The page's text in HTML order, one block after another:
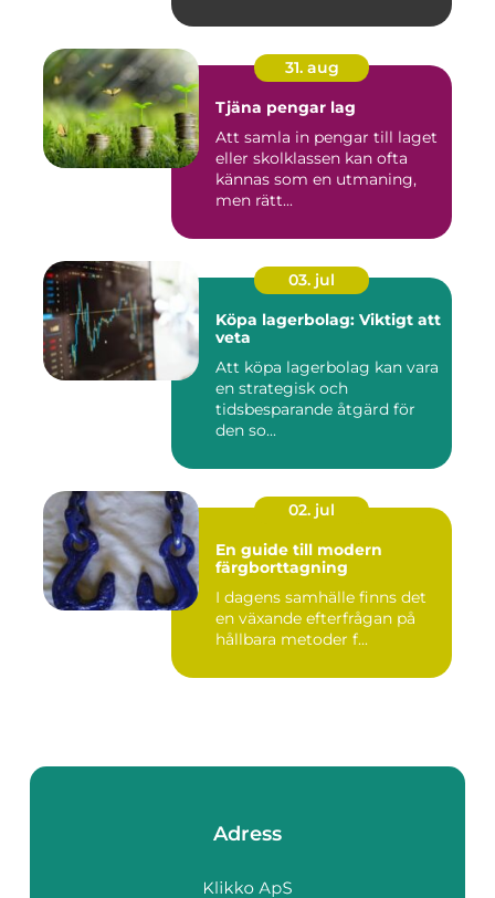
31. aug
Tjäna pengar lag
Att samla in pengar till laget
eller skolklassen kan ofta
kännas som en utmaning,
men rätt...
03. jul
Köpa lagerbolag: Viktigt att
veta
Att köpa lagerbolag kan vara
en strategisk och
tidsbesparande åtgärd för
den so...
02. jul
En guide till modern
färgborttagning
I dagens samhälle finns det
en växande efterfrågan på
hållbara metoder f...
Adress